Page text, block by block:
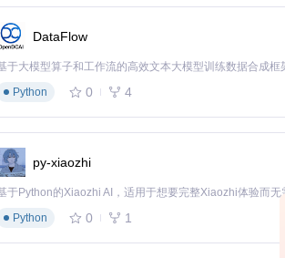
DataFlow
于大模型算子和工作流的高效文本大模型训练数据合成框
Python
0 4
py-xiaozhi
Python
0 1